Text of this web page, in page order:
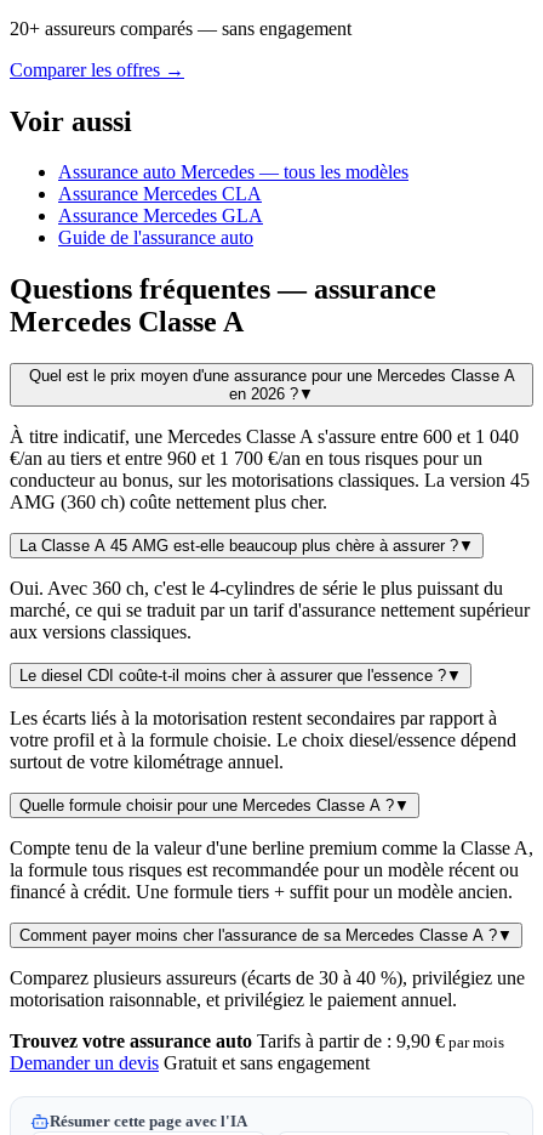
20+ assureurs comparés — sans engagement
Comparer les offres →
Voir aussi
Assurance auto Mercedes — tous les modèles
Assurance Mercedes CLA
Assurance Mercedes GLA
Guide de l'assurance auto
Questions fréquentes — assurance
Mercedes Classe A
Quel est le prix moyen d'une assurance pour une Mercedes Classe A
en 2026 ?▼
À titre indicatif, une Mercedes Classe A s'assure entre 600 et 1 040
€/an au tiers et entre 960 et 1 700 €/an en tous risques pour un
conducteur au bonus, sur les motorisations classiques. La version 45
AMG (360 ch) coûte nettement plus cher.
La Classe A 45 AMG est-elle beaucoup plus chère à assurer ?▼
Oui. Avec 360 ch, c'est le 4-cylindres de série le plus puissant du
marché, ce qui se traduit par un tarif d'assurance nettement supérieur
aux versions classiques.
Le diesel CDI coûte-t-il moins cher à assurer que l'essence ?▼
Les écarts liés à la motorisation restent secondaires par rapport à
votre profil et à la formule choisie. Le choix diesel/essence dépend
surtout de votre kilométrage annuel.
Quelle formule choisir pour une Mercedes Classe A ?▼
Compte tenu de la valeur d'une berline premium comme la Classe A,
la formule tous risques est recommandée pour un modèle récent ou
financé à crédit. Une formule tiers + suffit pour un modèle ancien.
Comment payer moins cher l'assurance de sa Mercedes Classe A ?▼
Comparez plusieurs assureurs (écarts de 30 à 40 %), privilégiez une
motorisation raisonnable, et privilégiez le paiement annuel.
Trouvez votre assurance auto Tarifs à partir de : 9,90 € par mois
Demander un devis Gratuit et sans engagement
Résumer cette page avec l'IA